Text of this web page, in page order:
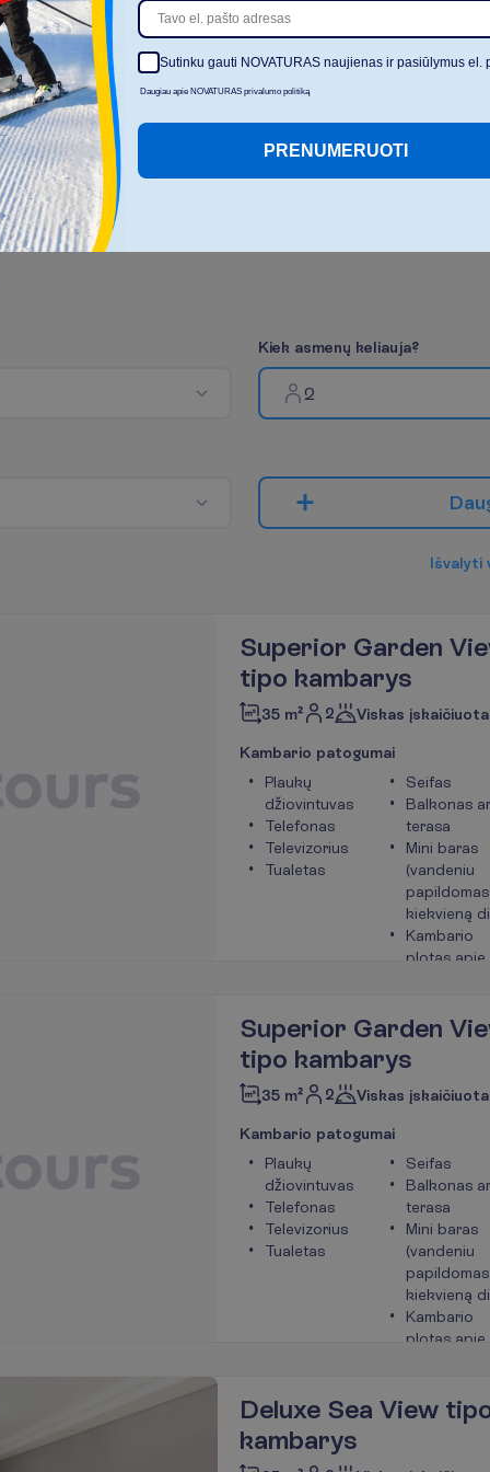
Bevielis internetas
sveikatingumo ir grožio
Rodyti visus
Kiek asmenų keliauja?
2
Dau
Išvalyti
Superior Garden
tipo kambarys
35 m² 2 Viskas įskaičiuota
Kambario patogumai
Plaukų
džiovintuvas
Telefonas
Televizorius
Tualetas
Seifas
Balkonas
terasa
Mini baras
(vandeniu
papildomas
kiekvieną
Kambario
plotas apie
Superior Garden
tipo kambarys
35 m² 2 Viskas įskaičiuota
Kambario patogumai
Plaukų
džiovintuvas
Telefonas
Televizorius
Tualetas
Seifas
Balkonas
terasa
Mini baras
(vandeniu
papildomas
kiekvieną
Kambario
plotas apie
Deluxe Sea View
kambarys
Sutinku gauti NOVATURAS naujienas ir pasiūlymus el.
Daugiau apie NOVATURAS privalumo politiką
PRENUMERUOTI